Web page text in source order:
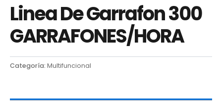
Linea De Garrafon 300
GARRAFONES/HORA
Categoría: Multifuncional